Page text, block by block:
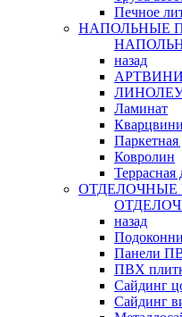
Печное
НАПОЛЬНЫЕ
назад
Ламинат
Паркетная
Ковролин
Террасная
назад
Панели
ПВХ
Сайдинг
Сайдинг